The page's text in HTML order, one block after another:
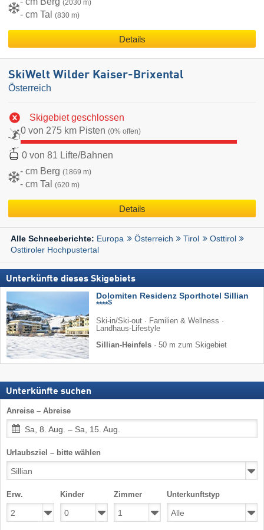
(2030 m)
- cm Tal (830 m)
Details
SkiWelt Wilder Kaiser-Brixental
Österreich
Skigebiet geschlossen
0 von 275 km Pisten (0% offen)
0 von 81 Lifte/Bahnen
- cm Berg (1869 m)
- cm Tal (620 m)
Details
Alle Schneeberichte: Europa Österreich Tirol
Osttirol
Osttiroler Hochpustertal
Unterkünfte dieses Skigebiets
Dolomiten Residenz Sporthotel Sillian
****S
Ski-in/Ski-out · Familien & Wellness ·
Landhaus-Lifestyle
Sillian-Heinfels · 50 m zum Skigebiet
Unterkünfte suchen
Anreise – Abreise
Sa, 8. Aug. – Sa, 15. Aug.
Urlaubsziel – bitte wählen
Erw. Kinder Zimmer Unterkunftstyp